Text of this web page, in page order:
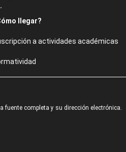
llegar?
a actividades académicas
fuente completa y su dirección electrónica.